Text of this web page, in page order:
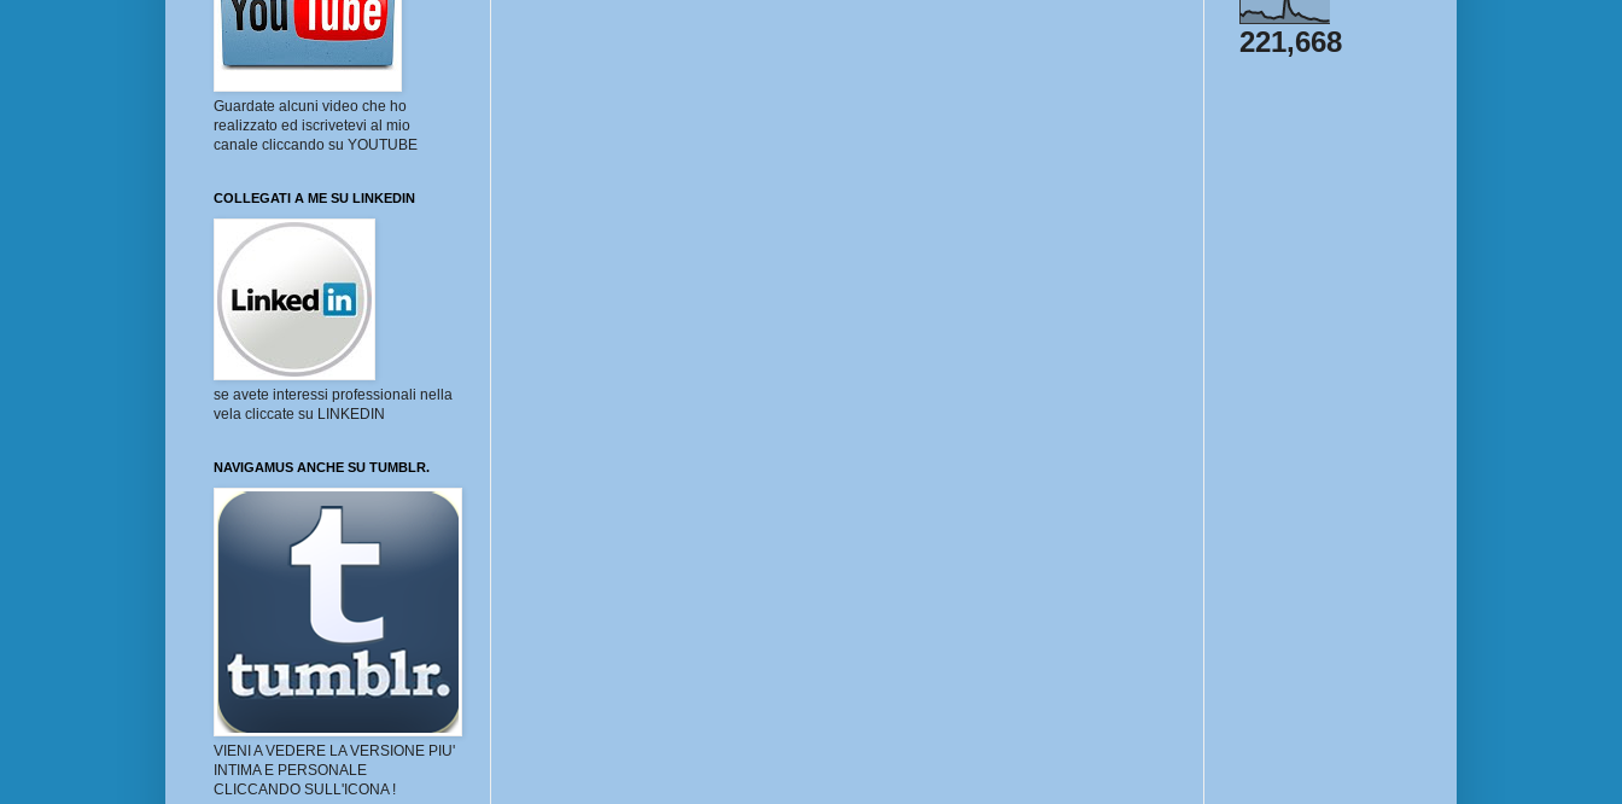
Guardate alcuni video che ho
realizzato ed iscrivetevi al mio
canale cliccando su YOUTUBE
COLLEGATI A ME SU LINKEDIN
se avete interessi professionali nella
vela cliccate su LINKEDIN
NAVIGAMUS ANCHE SU TUMBLR.
VIENI A VEDERE LA VERSIONE PIU'
INTIMA E PERSONALE
CLICCANDO SULL'ICONA !
221,668